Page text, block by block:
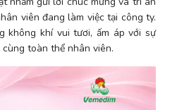
viên đang làm việc tại công ty.
không khí vui tươi, ấm áp với sự
toàn thể nhân viên.